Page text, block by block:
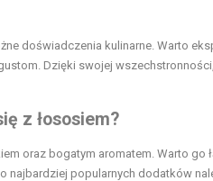
doświadczenia kulinarne. Warto
Dzięki swojej
z łososiem?
oraz bogatym aromatem. Warto go
najbardziej popularnych dodatków